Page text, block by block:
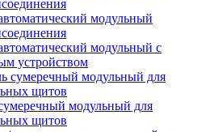
модульный
модульный с
устройством
модульный для
щитов